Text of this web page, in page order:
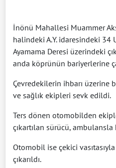
İnönü Mahallesi Muammer
halindeki A.Y. idaresindeki
Ayamama Deresi üzerindeki
anda köprünün bariyerlerine
Çevredekilerin ihbarı üzerine
ve sağlık ekipleri sevk edildi.
Ters dönen otomobilden
çıkartılan sürücü, ambulansla
Otomobil ise çekici
çıkarıldı.